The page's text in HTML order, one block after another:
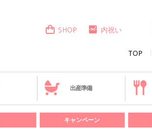
TOP
SHOP 内祝い
出産準備
キャンペーン